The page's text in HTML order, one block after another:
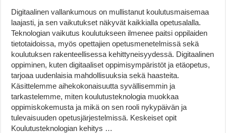
Digitaalinen vallankumous on mullistanut koulutusmaisemaa
laajasti, ja sen vaikutukset näkyvät kaikkialla opetusalalla.
Teknologian vaikutus koulutukseen ilmenee paitsi oppilaiden
tietotaidoissa, myös opettajien opetusmenetelmissä sekä
koulutuksen rakenteellisessa kehittyneisyydessä. Digitaalinen
oppiminen, kuten digitaaliset oppimisympäristöt ja etäopetus,
tarjoaa uudenlaisia mahdollisuuksia sekä haasteita.
Käsittelemme aihekokonaisuutta syvällisemmin ja
tarkastelemme, miten koulutusteknologia muokkaa
oppimiskokemusta ja mikä on sen rooli nykypäivän ja
tulevaisuuden opetusjärjestelmissä. Keskeiset opit
Koulutusteknologian kehitys …